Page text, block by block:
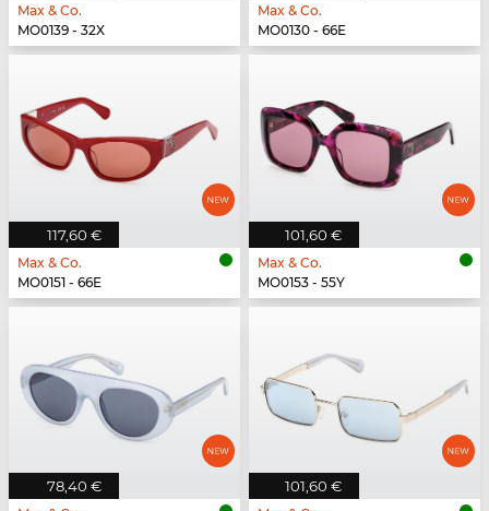
Max & Co.
MO0139 - 32X
Max & Co.
MO0130 - 66E
117,60 €
Max & Co.
MO0151 - 66E
101,60 €
Max & Co.
MO0153 - 55Y
78,40 € 101,60 €